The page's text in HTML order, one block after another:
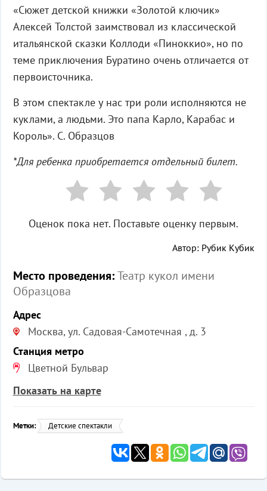
«Сюжет детской книжки «Золотой ключик»
Алексей Толстой заимствовал из классической
итальянской сказки Коллоди «Пиноккио», но по
теме приключения Буратино очень отличается от
первоисточника.
В этом спектакле у нас три роли исполняются не
куклами, а людьми. Это папа Карло, Карабас и
Король». С. Образцов
*Для ребенка приобретается отдельный билет.
Оценок пока нет. Поставьте оценку первым.
Автор: Рубик Кубик
Место проведения: Театр кукол имени
Образцова
Адрес
Москва, ул. Садовая-Самотечная , д. 3
Станция метро
Цветной Бульвар
Показать на карте
Метки: Детские спектакли